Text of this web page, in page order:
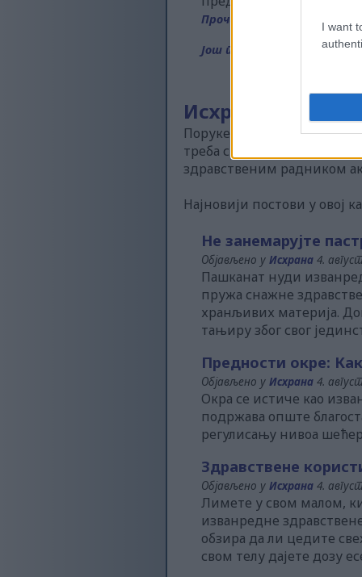
I want
Прочитај више...
Још постова...
Исхрана
Поруке о нутритивном
треба сматрати
здравственим радником
Најновији постови у овој
Не занемарујте
Објављено уИсхрана 4.
Пашканат нуди
пружа снажне
хранљивих материја.
тањиру због свог
Предности окре:
Објављено уИсхрана 4.
Окра се истиче као
подржава опште
регулисању нивоа
Здравствене
Објављено уИсхрана 4.
Лимете у свом малом,
изванредне
обзира да ли цедите
свом телу дајете дозу